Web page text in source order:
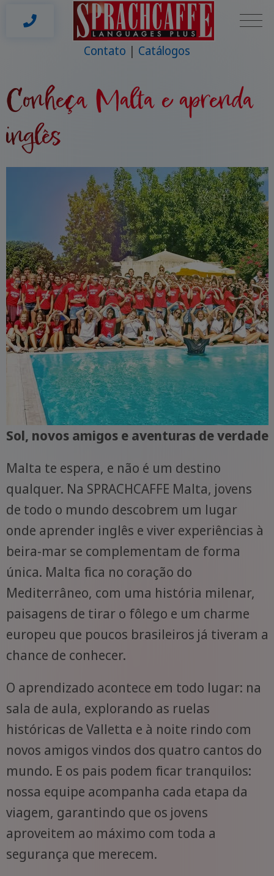
Contato Catálogos
Conheça Malta e aprenda
inglês
Sol, novos amigos e aventuras de verdade
Malta te espera, e não é um destino
qualquer. Na SPRACHCAFFE Malta, jovens
de todo o mundo descobrem um lugar
onde aprender inglês e viver experiências à
beira-mar se complementam de forma
única. Malta fica no coração do
Mediterrâneo, com uma história milenar,
paisagens de tirar o fôlego e um charme
europeu que poucos brasileiros já tiveram a
chance de conhecer.
O aprendizado acontece em todo lugar: na
sala de aula, explorando as ruelas
históricas de Valletta e à noite rindo com
novos amigos vindos dos quatro cantos do
mundo. E os pais podem ficar tranquilos:
nossa equipe acompanha cada etapa da
viagem, garantindo que os jovens
aproveitem ao máximo com toda a
segurança que merecem.